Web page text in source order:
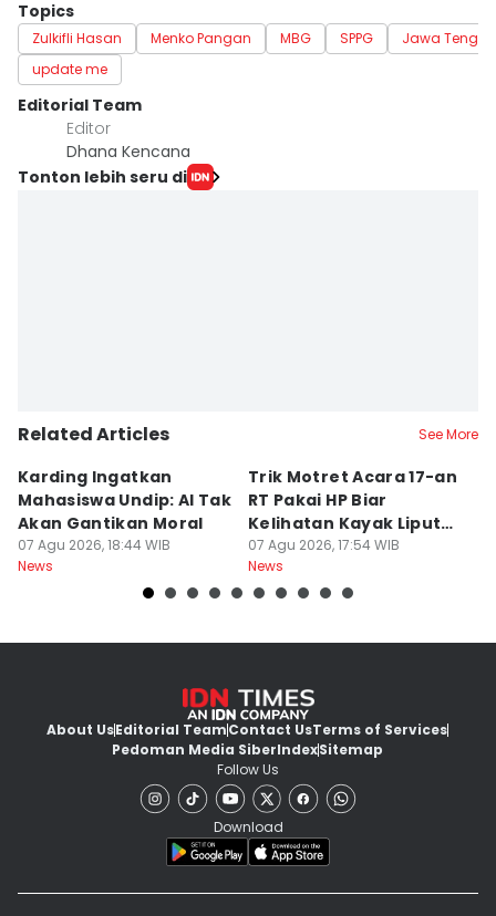
Topics
Zulkifli Hasan Menko Pangan MBG SPPG
Jawa Tengah
update me
Editorial Team
Editor
Dhana Kencana
Tonton lebih seru di
Related Articles See More
Karding Ingatkan
Mahasiswa Undip: AI Tak
Akan Gantikan Moral
07 Agu 2026, 18:44 WIB
News
Trik Motret Acara 17-an
RT Pakai HP Biar
Kelihatan Kayak Liputan
Festival Nasional
07 Agu 2026, 17:54 WIB
News
About UsEditorial TeamContact UsTerms of Services
Pedoman Media SiberIndexSitemap
Follow Us
Download